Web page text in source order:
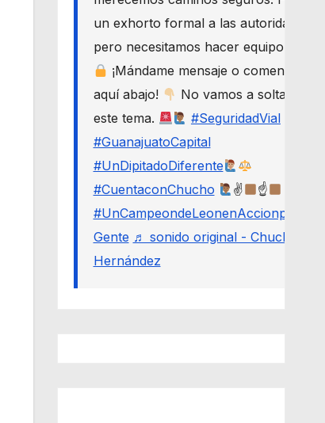
un exhorto formal a las autoridades,
pero necesitamos hacer equipo.
¡Mándame mensaje o comenta
aquí abajo!
No vamos a soltar
este tema.
#SeguridadVial
#GuanajuatoCapital
#UnDipitadoDiferente
#CuentaconChucho
✌
☝
#UnCampeondeLeonenAccionporLa
Gente ♬ sonido original - Chucho
Hernández